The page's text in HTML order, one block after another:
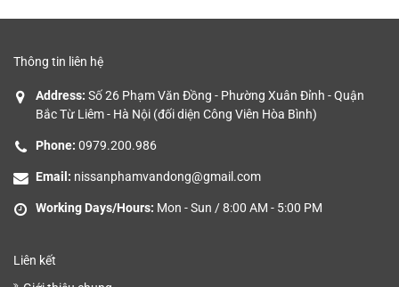
Thông tin liên hệ
Address: Số 26 Phạm Văn Đồng - Phường Xuân Đỉnh - Quận
Bắc Từ Liêm - Hà Nội (đối diện Công Viên Hòa Bình)
Phone: 0979.200.986
Email: nissanphamvandong@gmail.com
Working Days/Hours: Mon - Sun / 8:00 AM - 5:00 PM
Liên kết